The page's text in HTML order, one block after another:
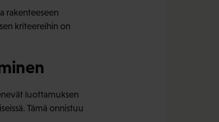
rakenteeseen
kriteereihin on
luottamuksen
Tämä onnistuu